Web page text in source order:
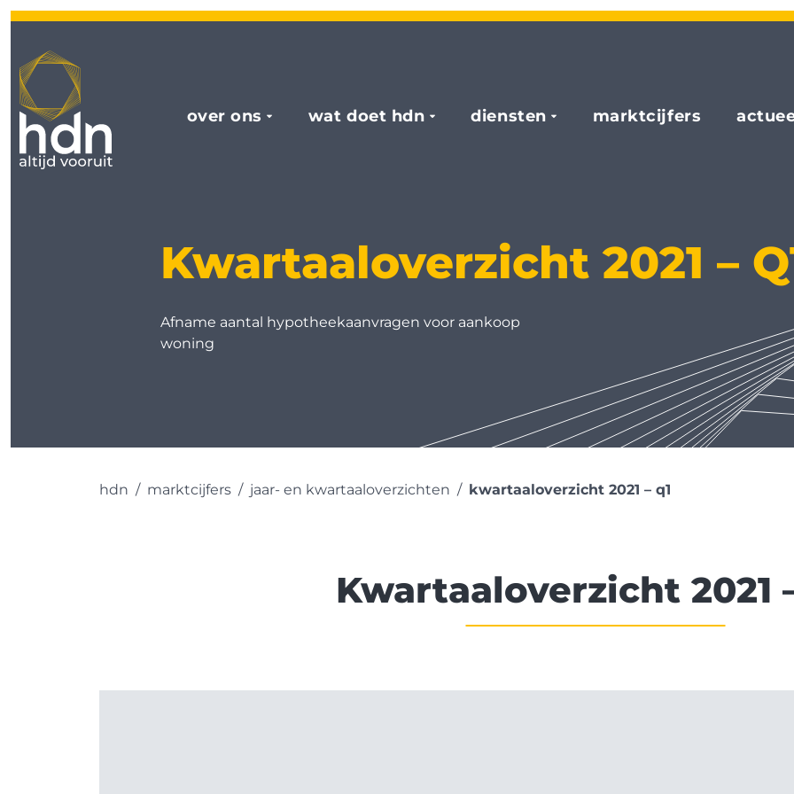
over ons wat doet hdn diensten marktcijfers
Kwartaaloverzicht 2021 –
Afname aantal hypotheekaanvragen voor aankoop
woning
hdn marktcijfers jaar- en kwartaaloverzichten kwartaaloverzicht 2021 – q1
Kwartaaloverzicht 2021